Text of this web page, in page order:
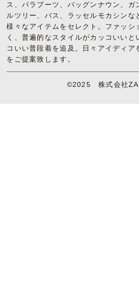
ス、パラブーツ、バッグンナウン、ガ
ルツリー、バス、ラッセルモカシンな
様々なアイテムをセレクト。ファッシ
く、普遍的なスタイルがカッコいいと
コいい普段着を追及。日々アイディア
をご提案致します。
©2025 株式会社